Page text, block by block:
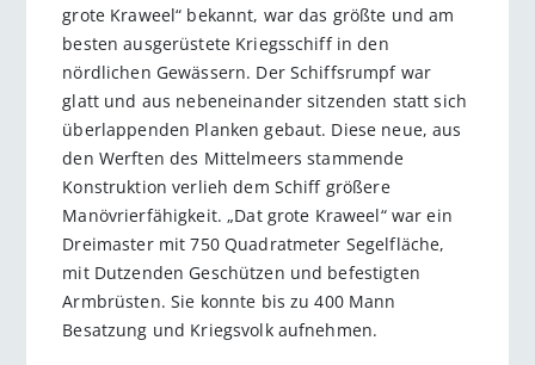
grote Kraweel“ bekannt, war das größte und am
besten ausgerüstete Kriegsschiff in den
nördlichen Gewässern. Der Schiffsrumpf war
glatt und aus nebeneinander sitzenden statt sich
überlappenden Planken gebaut. Diese neue, aus
den Werften des Mittelmeers stammende
Konstruktion verlieh dem Schiff größere
Manövrierfähigkeit. „Dat grote Kraweel“ war ein
Dreimaster mit 750 Quadratmeter Segelfläche,
mit Dutzenden Geschützen und befestigten
Armbrüsten. Sie konnte bis zu 400 Mann
Besatzung und Kriegsvolk aufnehmen.